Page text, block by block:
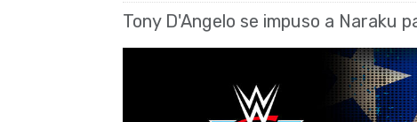
Tony D'Angelo se impuso a Naraku